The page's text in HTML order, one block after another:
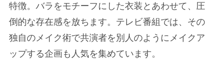
特徴。バラをモチーフにした衣装とあわせて、圧
倒的な存在感を放ちます。テレビ番組では、その
独自のメイク術で共演者を別人のようにメイクア
ップする企画も人気を集めています。